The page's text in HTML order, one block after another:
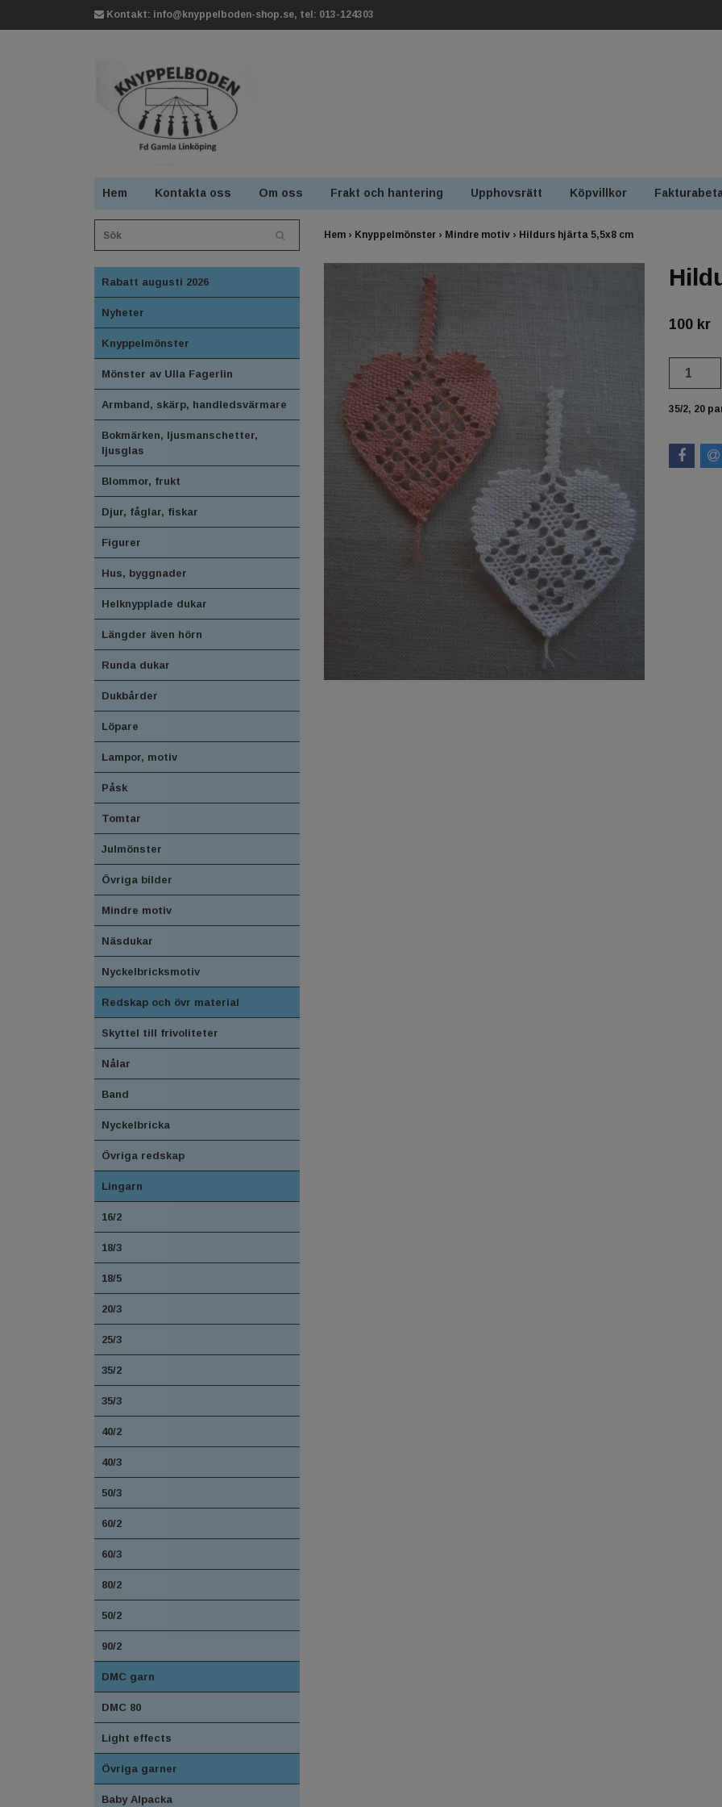
Kontakt: info@knyppelboden-shop.se, tel: 013-124303
Hem Kontakta oss Om oss Frakt och hantering Upphovsrätt Köpvillkor
Rabatt augusti 2026
Nyheter
Knyppelmönster
Mönster av Ulla Fagerlin
Armband, skärp, handledsvärmare
Bokmärken, ljusmanschetter,
ljusglas
Blommor, frukt
Djur, fåglar, fiskar
Figurer
Hus, byggnader
Helknypplade dukar
Längder även hörn
Runda dukar
Dukbårder
Löpare
Lampor, motiv
Påsk
Tomtar
Julmönster
Övriga bilder
Mindre motiv
Näsdukar
Nyckelbricksmotiv
Redskap och övr material
Skyttel till frivoliteter
Nålar
Band
Nyckelbricka
Övriga redskap
Lingarn
16/2
18/3
18/5
20/3
25/3
35/2
35/3
40/2
40/3
50/3
60/2
60/3
80/2
50/2
90/2
DMC garn
DMC 80
Light effects
Övriga garner
Baby Alpacka
Hem › Knyppelmönster › Mindre motiv › Hildurs hjärta 5,5x8 cm
100 kr
35/2, 20